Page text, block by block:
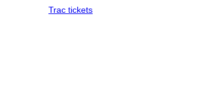
Trac tickets